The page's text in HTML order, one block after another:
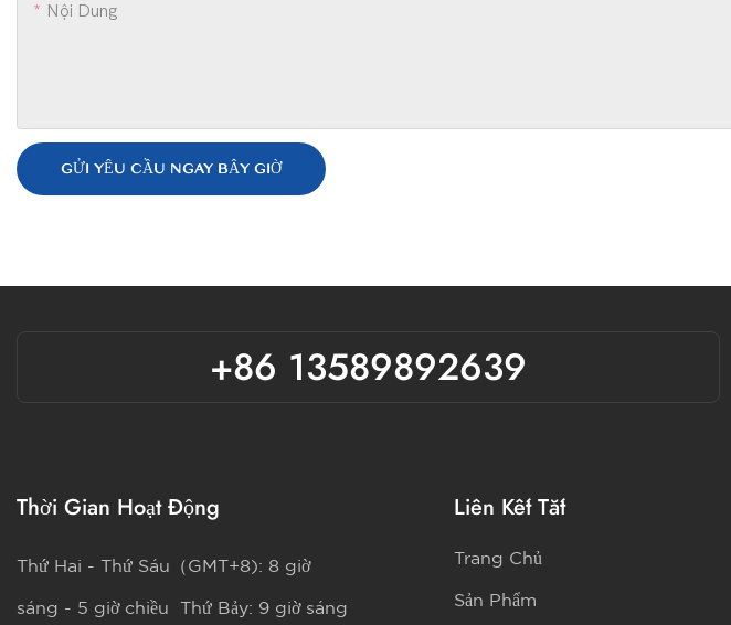
Nội Dung
GỬI YÊU CẦU NGAY BÂY GIỜ
+86 13589892639
Thời Gian Hoạt Động
Thứ Hai - Thứ Sáu（GMT+8): 8 giờ
sáng - 5 giờ chiều Thứ Bảy: 9 giờ sáng
Liên Kết Tắt
Trang Chủ
Sản Phẩm